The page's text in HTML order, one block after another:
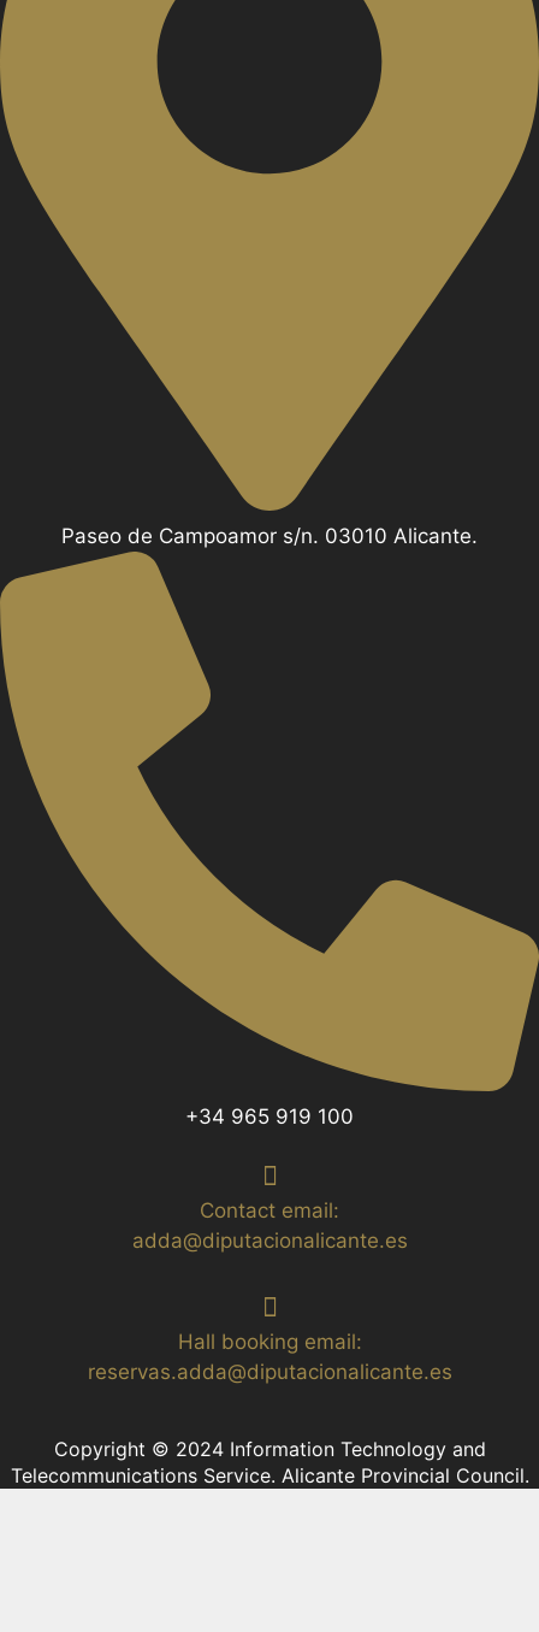
Paseo de Campoamor s/n. 03010 Alicante.
+34 965 919 100
Contact email:
adda@diputacionalicante.es
Hall booking email:
reservas.adda@diputacionalicante.es
Copyright © 2024 Information Technology and
Telecommunications Service. Alicante Provincial Council.